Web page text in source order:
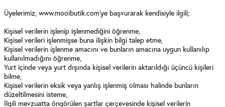
Üyelerimiz, www.mooibutik.com’ye başvurarak kendisiyle ilgili;
Kişisel verilerin işlenip işlenmediğini öğrenme,
Kişisel verileri işlenmişse buna ilişkin bilgi talep etme,
Kişisel verilerin işlenme amacını ve bunların amacına uygun kullanılıp
kullanılmadığını öğrenme,
Yurt içinde veya yurt dışında kişisel verilerin aktarıldığı üçüncü kişileri
bilme,
Kişisel verilerin eksik veya yanlış işlenmiş olması halinde bunların
düzeltilmesini isteme,
İlgili mevzuatta öngörülen şartlar çerçevesinde kişisel verilerin